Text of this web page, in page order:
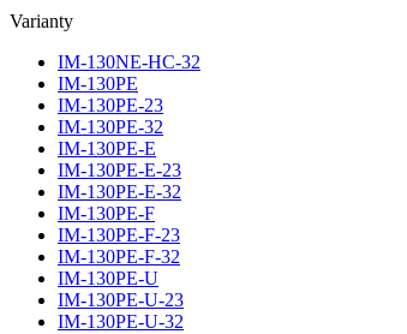
Varianty
IM-130NE-HC-32
IM-130PE
IM-130PE-23
IM-130PE-32
IM-130PE-E
IM-130PE-E-23
IM-130PE-E-32
IM-130PE-F
IM-130PE-F-23
IM-130PE-F-32
IM-130PE-U
IM-130PE-U-23
IM-130PE-U-32